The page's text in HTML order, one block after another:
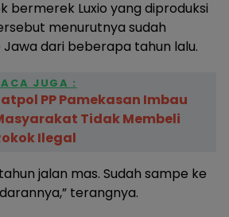
bermerek Luxio yang diproduksi
menurutnya sudah
dari beberapa tahun lalu.
JUGA :
PP Pamekasan Imbau
Tidak Membeli
Ilegal
jalan mas. Sudah sampe ke
terangnya.